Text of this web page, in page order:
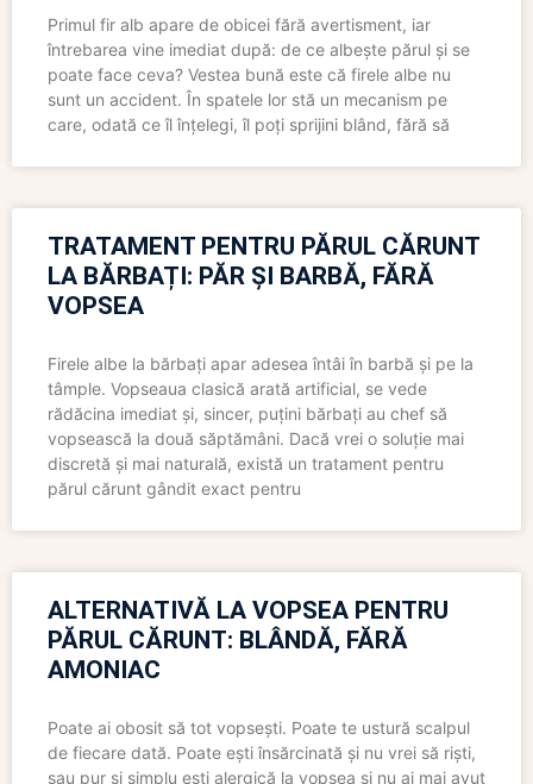
Primul fir alb apare de obicei fără avertisment, iar
întrebarea vine imediat după: de ce albește părul și se
poate face ceva? Vestea bună este că firele albe nu
sunt un accident. În spatele lor stă un mecanism pe
care, odată ce îl înțelegi, îl poți sprijini blând, fără să
TRATAMENT PENTRU PĂRUL CĂRUNT
LA BĂRBAȚI: PĂR ȘI BARBĂ, FĂRĂ
VOPSEA
Firele albe la bărbați apar adesea întâi în barbă și pe la
tâmple. Vopseaua clasică arată artificial, se vede
rădăcina imediat și, sincer, puțini bărbați au chef să
vopsească la două săptămâni. Dacă vrei o soluție mai
discretă și mai naturală, există un tratament pentru
părul cărunt gândit exact pentru
ALTERNATIVĂ LA VOPSEA PENTRU
PĂRUL CĂRUNT: BLÂNDĂ, FĂRĂ
AMONIAC
Poate ai obosit să tot vopsești. Poate te ustură scalpul
de fiecare dată. Poate ești însărcinată și nu vrei să riști,
sau pur și simplu ești alergică la vopsea și nu ai mai avut